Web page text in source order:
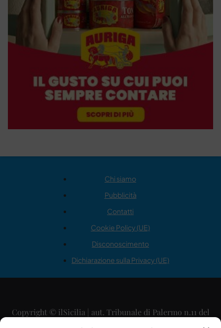
Chi siamo
Pubblicità
Contatti
Cookie Policy (UE)
Disconoscimento
Dichiarazione sulla Privacy (UE)
Copyright © ilSicilia | aut. Tribunale di Palermo n.11 del
29/09/2015